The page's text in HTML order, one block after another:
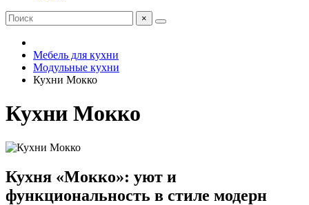
×
Мебель для кухни
Модульные кухни
Кухни Мокко
Кухни Мокко
Кухня «Мокко»: уют и
функциональность в стиле модерн